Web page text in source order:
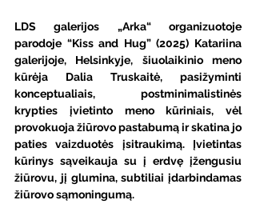
LDS galerijos „Arka“ organizuotoje
parodoje “Kiss and Hug” (2025) Katariina
galerijoje, Helsinkyje, šiuolaikinio meno
kūrėja Dalia Truskaitė, pasižyminti
konceptualiais, postminimalistinės
krypties įvietinto meno kūriniais, vėl
provokuoja žiūrovo pastabumą ir skatina jo
paties vaizduotės įsitraukimą. Įvietintas
kūrinys sąveikauja su į erdvę įžengusiu
žiūrovu, jį glumina, subtiliai įdarbindamas
žiūrovo sąmoningumą.